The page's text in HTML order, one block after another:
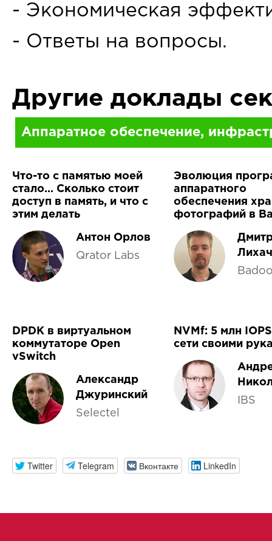
- Экономическая
- Ответы на вопросы.
Другие доклады
Аппаратное обеспечение,
Что-то с памятью моей
стало… Сколько стоит
доступ в память, и что с
этим делать
Антон Орлов
Qrator Labs
Эволюция
аппаратного
обеспечения
фотографий в
DPDK в виртуальном
коммутаторе Open
vSwitch
Александр
Джуринский
Selectel
NVMf: 5 млн
сети своими
IBS
Twitter Telegram Вконтакте LinkedIn